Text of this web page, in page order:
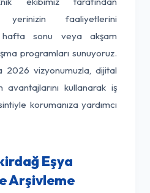
faaliyetlerini
hafta sonu veya akşam
programları sunuyoruz.
2026 vizyonumuzla, dijital
avantajlarını kullanarak iş
korumanıza yardımcı
Eşya
Arşivleme